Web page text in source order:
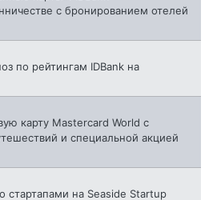
с бронированием отелей
по рейтингам IDBank на
карту Mastercard World с
и специальной акцией
стартапами на Seaside Startup